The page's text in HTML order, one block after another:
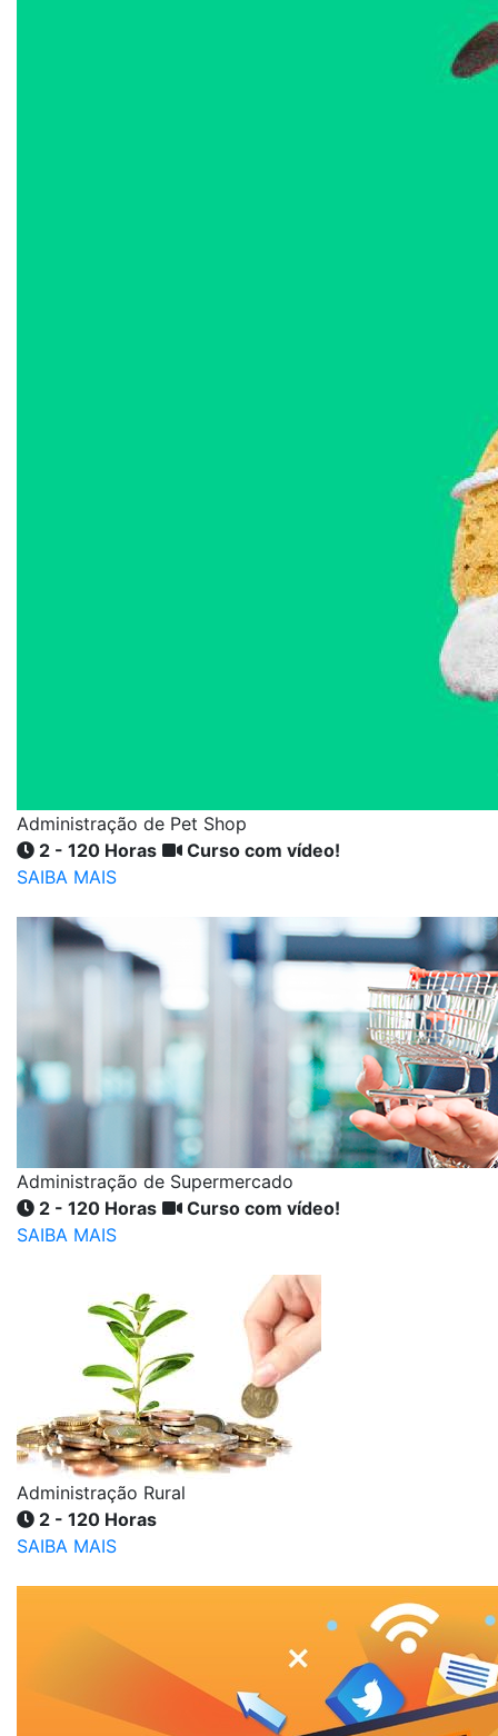
Administração de Pet Shop
2 - 120 Horas
Curso com vídeo!
SAIBA MAIS
Administração de Supermercado
2 - 120 Horas
Curso com vídeo!
SAIBA MAIS
Administração Rural
2 - 120 Horas
SAIBA MAIS